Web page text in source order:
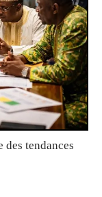
des tendances